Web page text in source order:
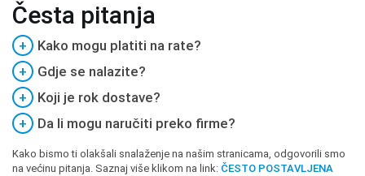
Česta pitanja
+
Kako mogu platiti na rate?
+
Gdje se nalazite?
+
Koji je rok dostave?
+
Da li mogu naručiti preko firme?
Kako bismo ti olakšali snalaženje na našim stranicama, odgovorili smo
na većinu pitanja. Saznaj više klikom na link: ČESTO POSTAVLJENA